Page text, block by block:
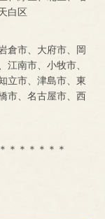
白区
倉市、大府市、岡
南市、小牧市、
立市、津島市、東
市、名古屋市、西
＊＊＊＊＊＊